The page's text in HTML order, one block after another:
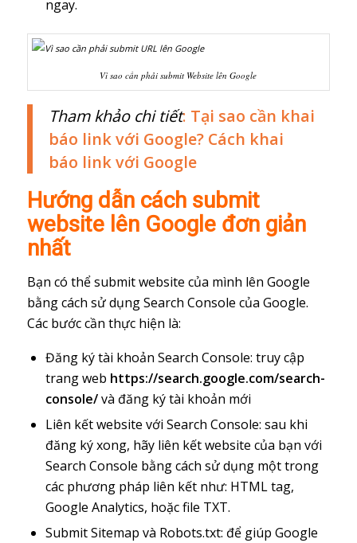
ngay.
Vì sao cần phải submit Website lên Google
Tham khảo chi tiết: Tại sao cần khai
báo link với Google? Cách khai
báo link với Google
Hướng dẫn cách submit
website lên Google đơn giản
nhất
Bạn có thể submit website của mình lên Google
bằng cách sử dụng Search Console của Google.
Các bước cần thực hiện là:
Đăng ký tài khoản Search Console: truy cập
trang web https://search.google.com/search-
console/và đăng ký tài khoản mới
Liên kết website với Search Console: sau khi
đăng ký xong, hãy liên kết website của bạn với
Search Console bằng cách sử dụng một trong
các phương pháp liên kết như: HTML tag,
Google Analytics, hoặc file TXT.
Submit Sitemap và Robots.txt: để giúp Google